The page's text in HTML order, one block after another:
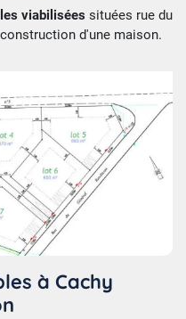
viabilisées situées rue du
d'une maison.
à Cachy